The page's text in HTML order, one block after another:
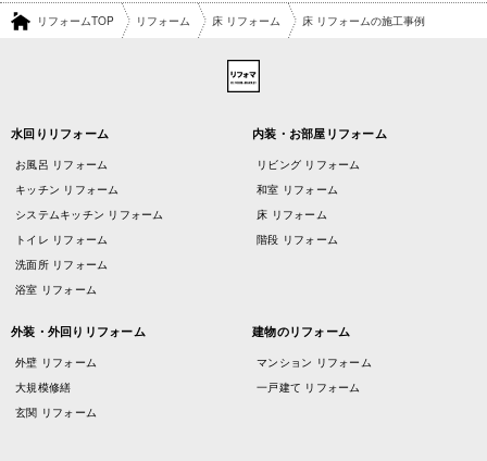
リフォームTOP リフォーム 床 リフォーム 床 リフォームの施工事例
水回りリフォーム
お風呂 リフォーム
キッチン リフォーム
システムキッチン リフォーム
トイレ リフォーム
洗面所 リフォーム
浴室 リフォーム
内装・お部屋リフォーム
リビング リフォーム
和室 リフォーム
床 リフォーム
階段 リフォーム
外装・外回りリフォーム
外壁 リフォーム
大規模修繕
玄関 リフォーム
建物のリフォーム
マンション リフォーム
一戸建て リフォーム